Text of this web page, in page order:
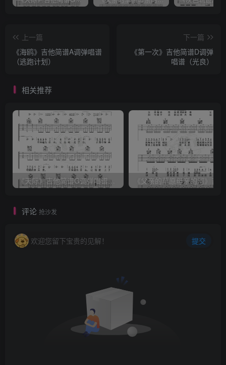
上一篇
《海鸥》吉他简谱A调弹唱谱
（逃跑计划）
下一篇
《第一次》吉他简谱D调弹
唱谱（光良）
相关推荐
《天际》吉他简谱G调弹唱谱（姜玉阳）
评论 抢沙发
欢迎您留下宝贵的见解！ 提交